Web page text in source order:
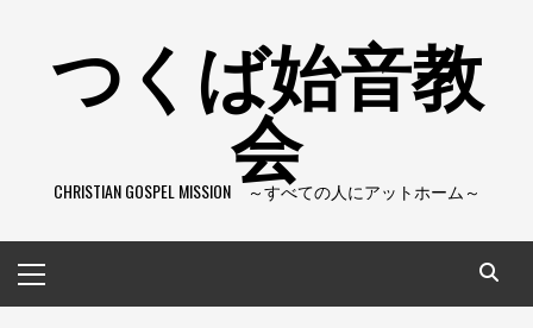
つくば始音教
会
CHRISTIAN GOSPEL MISSION ～すべての人にアットホーム～
イ
ン